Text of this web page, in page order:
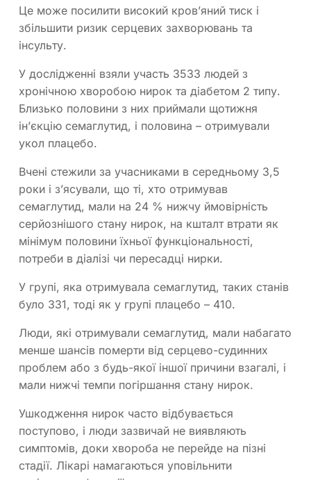
Це може посилити високий кров’яний тиск і
збільшити ризик серцевих захворювань та
інсульту.
У дослідженні взяли участь 3533 людей з
хронічною хворобою нирок та діабетом 2 типу.
Близько половини з них приймали щотижня
ін’єкцію семаглутид, і половина – отримували
укол плацебо.
Вчені стежили за учасниками в середньому 3,5
роки і з’ясували, що ті, хто отримував
семаглутид, мали на 24 % нижчу ймовірність
серйознішого стану нирок, на кшталт втрати як
мінімум половини їхньої функціональності,
потреби в діалізі чи пересадці нирки.
У групі, яка отримувала семаглутид, таких станів
було 331, тоді як у групі плацебо – 410.
Люди, які отримували семаглутид, мали набагато
менше шансів померти від серцево-судинних
проблем або з будь-якої іншої причини взагалі, і
мали нижчі темпи погіршання стану нирок.
Ушкодження нирок часто відбувається
поступово, і люди зазвичай не виявляють
симптомів, доки хвороба не перейде на пізні
стадії. Лікарі намагаються уповільнити